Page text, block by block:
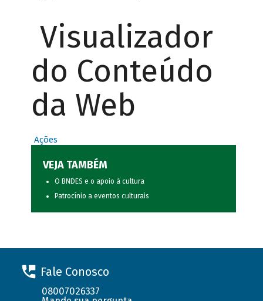
Visualizador
do Conteúdo
da Web
Ações
VEJA TAMBÉM
O BNDES e o apoio à cultura
Patrocínio a eventos culturais
Fale Conosco
08007026337